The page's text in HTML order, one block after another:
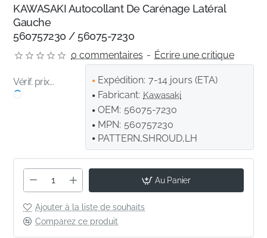
KAWASAKI Autocollant De Carénage Latéral
Gauche
560757230 / 56075-7230
0 commentaires - Écrire une critique
Vérif. prix... Expédition: 7-14 jours (ETA)
Fabricant: Kawasaki
OEM: 56075-7230
MPN: 560757230
PATTERN,SHROUD,LH
Au Panier
Ajouter à la liste de souhaits
Comparez ce produit